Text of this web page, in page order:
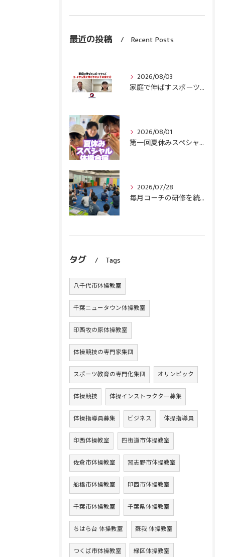
最近の投稿 Recent Posts
2026/08/03
家庭で伸ばすスポーツキッズ『コーチから見て伸びやすい子』の育て方
2026/08/01
第一回夏休みスペシャル体操合宿終了！
2026/07/28
毎月コーチの研修を続けます！
タグ Tags
八千代市体操教室
千葉ニュータウン体操教室
印西牧の原体操教室
体操競技の専門家集団
スポーツ教育の専門化集団 オリンピック
体操競技 体操インストラクター募集
体操指導員募集 ビジネス 体操指導員
印西体操教室 四街道市体操教室
佐倉市体操教室 習志野市体操教室
船橋市体操教室 印西市体操教室
千葉市体操教室 千葉県体操教室
ちはら台 体操教室 蘇我 体操教室
つくば市体操教室 緑区体操教室